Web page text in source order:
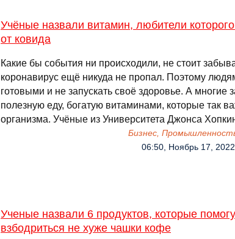
Учёные назвали витамин, любители
от ковида
Какие бы события ни происходили, не стоит
коронавирус ещё никуда не пропал. Поэтому
готовыми и не запускать своё здоровье. А многие
полезную еду, богатую витаминами, которые так
организма. Учёные из Университета Джонса
Бизнес,
06:50, Ноябрь 17,
Ученые назвали 6 продуктов, которые
взбодриться не хуже чашки кофе